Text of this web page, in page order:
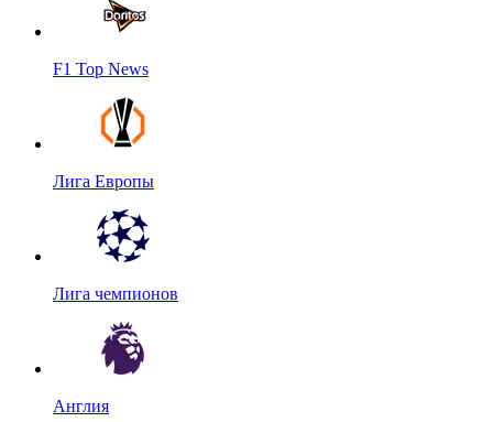
F1 Top News
Лига Европы
Лига чемпионов
Англия